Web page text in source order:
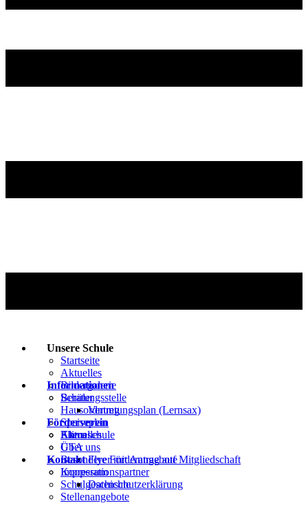
Unsere Schule
Startseite
Aktuelles
Bildergalerie
Beratungsstelle
Hausordnung
Speiseplan
Klimaschule
GTA
Besondere Förderangebote
Kooperationspartner
Schulgeschichte
Stellenangebote
Informationen
Schüler
Vertretungsplan (Lernsax)
Eltern
Förderverein
Aktuelles
Über uns
Flyer mit Antrag auf Mitgliedschaft
Kontakt
Impressum
Datenschutzerklärung